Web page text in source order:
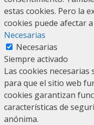
estas cookies. Pero la
cookies puede afectar
Necesarias
Necesarias
Siempre activado
Las cookies
para que el sitio web
cookies garantizan
características de
anónima.